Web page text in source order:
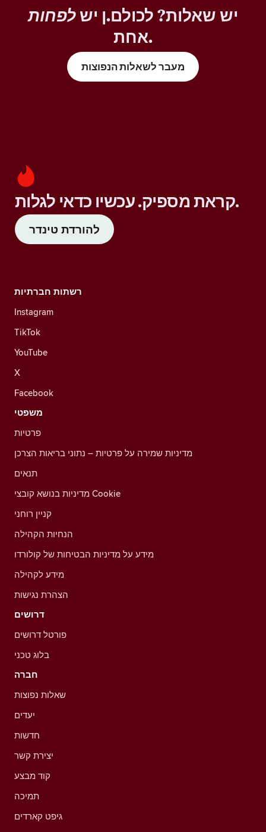
יש שאלות? לכולם.ן ישלפחות
אחת.
מעבר לשאלות הנפוצות
קראת מספיק. עכשיו כדאי לגלות.
להורדת טינדר
רשתות חברתיות
Instagram
TikTok
YouTube
X
Facebook
משפטי
פרטיות
מדיניות שמירה על פרטיות – נתוני בריאות הצרכן
תנאים
מדיניות בנושא קובצי Cookie
קניין רוחני
הנחיות הקהילה
מידע על מדיניות הבטיחות של קולורדו
מידע לקהילה
הצהרת נגישות
דרושים
פורטל דרושים
בלוג טכני
חברה
שאלות נפוצות
יעדים
חדשות
יצירת קשר
קוד מבצע
תמיכה
גיפט קארדים